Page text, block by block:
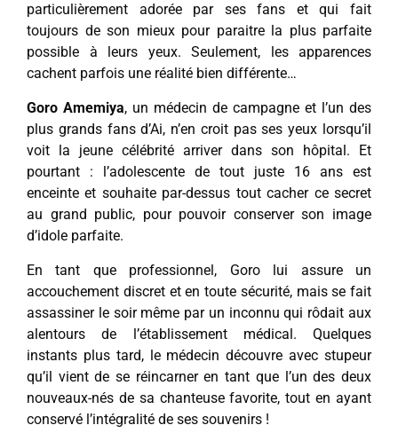
particulièrement adorée par ses fans et qui fait
toujours de son mieux pour paraitre la plus parfaite
possible à leurs yeux. Seulement, les apparences
cachent parfois une réalité bien différente…
Goro Amemiya, un médecin de campagne et l’un des
plus grands fans d’Ai, n’en croit pas ses yeux lorsqu’il
voit la jeune célébrité arriver dans son hôpital. Et
pourtant : l’adolescente de tout juste 16 ans est
enceinte et souhaite par-dessus tout cacher ce secret
au grand public, pour pouvoir conserver son image
d’idole parfaite.
En tant que professionnel, Goro lui assure un
accouchement discret et en toute sécurité, mais se fait
assassiner le soir même par un inconnu qui rôdait aux
alentours de l’établissement médical. Quelques
instants plus tard, le médecin découvre avec stupeur
qu’il vient de se réincarner en tant que l’un des deux
nouveaux-nés de sa chanteuse favorite, tout en ayant
conservé l’intégralité de ses souvenirs !